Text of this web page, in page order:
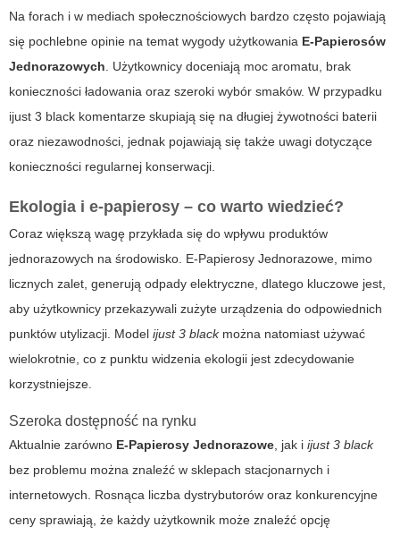
Na forach i w mediach społecznościowych bardzo często pojawiają
się pochlebne opinie na temat wygody użytkowania E-Papierosów
Jednorazowych. Użytkownicy doceniają moc aromatu, brak
konieczności ładowania oraz szeroki wybór smaków. W przypadku
ijust 3 black komentarze skupiają się na długiej żywotności baterii
oraz niezawodności, jednak pojawiają się także uwagi dotyczące
konieczności regularnej konserwacji.
Ekologia i e-papierosy – co warto wiedzieć?
Coraz większą wagę przykłada się do wpływu produktów
jednorazowych na środowisko. E-Papierosy Jednorazowe, mimo
licznych zalet, generują odpady elektryczne, dlatego kluczowe jest,
aby użytkownicy przekazywali zużyte urządzenia do odpowiednich
punktów utylizacji. Model ijust 3 blackmożna natomiast używać
wielokrotnie, co z punktu widzenia ekologii jest zdecydowanie
korzystniejsze.
Szeroka dostępność na rynku
Aktualnie zarówno E-Papierosy Jednorazowe, jak i ijust 3 black
bez problemu można znaleźć w sklepach stacjonarnych i
internetowych. Rosnąca liczba dystrybutorów oraz konkurencyjne
ceny sprawiają, że każdy użytkownik może znaleźć opcję